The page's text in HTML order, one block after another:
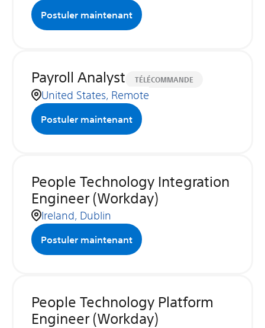
Postuler maintenant
Payroll Analyst TÉLÉCOMMANDE
United States, Remote
Postuler maintenant
People Technology Integration
Engineer (Workday)
Ireland, Dublin
Postuler maintenant
People Technology Platform
Engineer (Workday)